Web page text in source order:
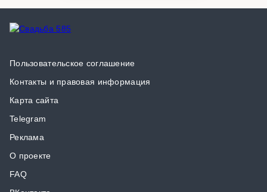
Пользовательское соглашение
Контакты и правовая информация
Карта сайта
Telegram
Реклама
О проекте
FAQ